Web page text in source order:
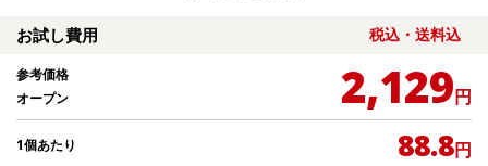
お試し費用 税込・送料込
参考価格
オープン
2,129円
1個あたり 88.8円